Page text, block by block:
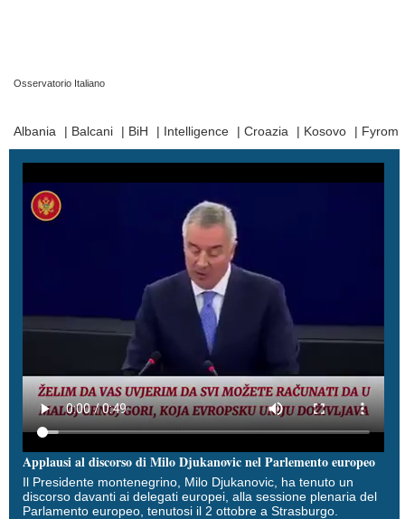
Osservatorio Italiano
Albania
| Balcani | BiH | Intelligence | Croazia | Kosovo | Fyrom
Applausi al discorso di Milo Djukanovic nel Parlemento europeo
Il Presidente montenegrino, Milo Djukanovic, ha tenuto un
discorso davanti ai delegati europei, alla sessione plenaria del
Parlamento europeo, tenutosi il 2 ottobre a Strasburgo.